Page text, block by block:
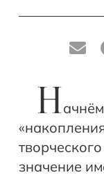
Н
значение